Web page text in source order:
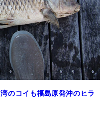
のコイも福島原発沖のヒラ